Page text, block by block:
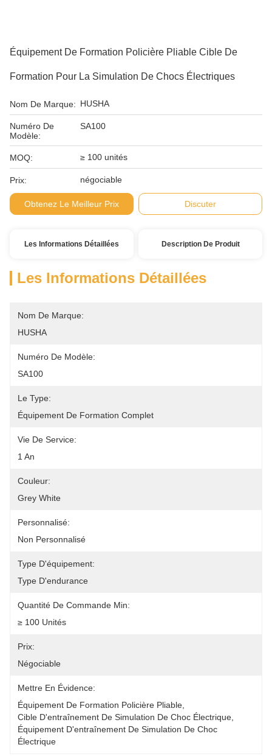
Équipement De Formation Policière Pliable Cible De
Formation Pour La Simulation De Chocs Électriques
Nom De Marque: HUSHA
Numéro De
Modèle:
SA100
MOQ: ≥ 100 unités
Prix: négociable
Obtenez Le Meilleur Prix Discuter
Les Informations Détaillées Description De Produit
Les Informations Détaillées
Nom De Marque:
HUSHA
Numéro De Modèle:
SA100
Le Type:
Équipement De Formation Complet
Vie De Service:
1 An
Couleur:
Grey White
Personnalisé:
Non Personnalisé
Type D'équipement:
Type D'endurance
Quantité De Commande Min:
≥ 100 Unités
Prix:
Négociable
Mettre En Évidence:
Équipement De Formation Policière Pliable
Cible D'entraînement De Simulation De Choc Électrique
Équipement D'entraînement De Simulation De Choc
Électrique